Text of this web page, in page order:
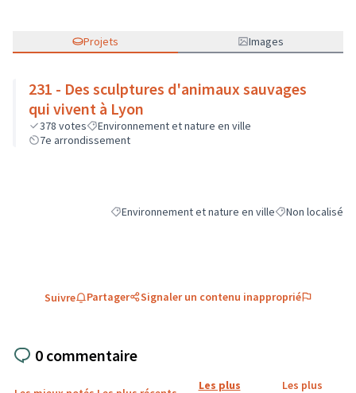
Projets Images
231 - Des sculptures d'animaux sauvages
qui vivent à Lyon
378 votes
Environnement et nature en ville
7e arrondissement
Filtrer les résultats de la catégorie :
Environnement et nature en villeFiltrer les
Non localisé
Suivre Partager Signaler un contenu inapproprié
0 commentaire
Les plus
Les plus